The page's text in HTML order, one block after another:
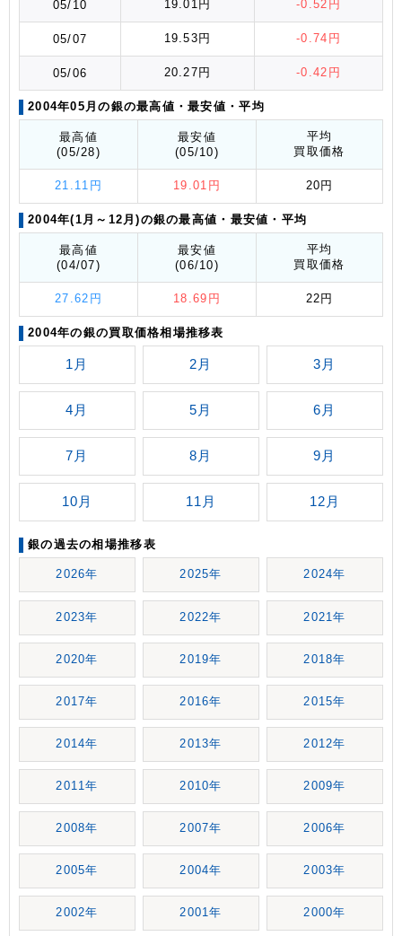
05/10 19.01円 -0.52円
05/07 19.53円 -0.74円
05/06 20.27円 -0.42円
2004年05月の銀の最高値 ・最安値 ・平均
最高値
(05/28)
最安値
(05/10)
平均
買取価格
21.11円 19.01円 20円
2004年(1月～12月)の銀の最高値 ・最安値 ・平均
最高値
(04/07)
最安値
(06/10)
平均
買取価格
27.62円 18.69円 22円
2004年の銀の買取価格相場推移表
1月 2月 3月
4月 5月 6月
7月 8月 9月
10月 11月 12月
銀の過去の相場推移表
2026年 2025年 2024年
2023年 2022年 2021年
2020年 2019年 2018年
2017年 2016年 2015年
2014年 2013年 2012年
2011年 2010年 2009年
2008年 2007年 2006年
2005年 2004年 2003年
2002年 2001年 2000年